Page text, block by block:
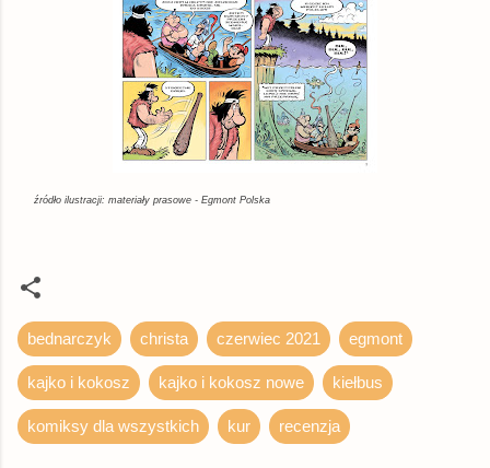
źródło ilustracji: materiały prasowe - Egmont Polska
bednarczyk christa czerwiec 2021 egmont
kajko i kokosz kajko i kokosz nowe kiełbus
komiksy dla wszystkich kur recenzja